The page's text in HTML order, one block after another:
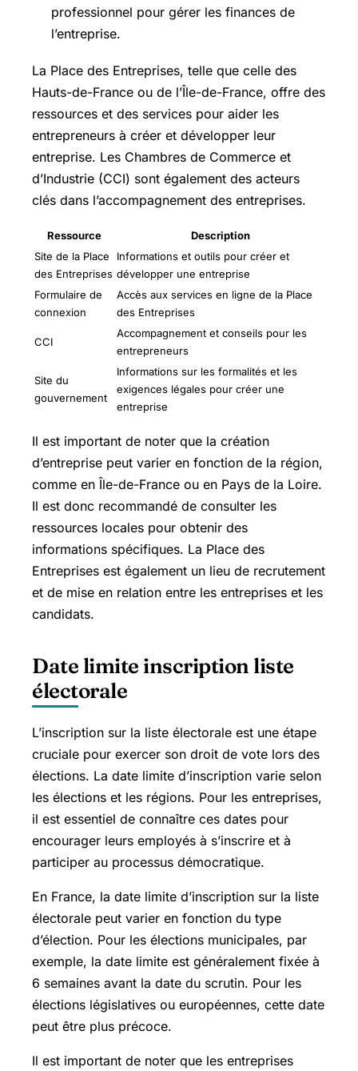
professionnel pour gérer les finances de
l’entreprise.
La Place des Entreprises, telle que celle des
Hauts-de-France ou de l’Île-de-France, offre des
ressources et des services pour aider les
entrepreneurs à créer et développer leur
entreprise. Les Chambres de Commerce et
d’Industrie (CCI) sont également des acteurs
clés dans l’accompagnement des entreprises.
Ressource
Description
Site de la Place
des Entreprises
Informations et outils pour créer et
développer une entreprise
Formulaire de
connexion
Accès aux services en ligne de la Place
des Entreprises
CCI
Accompagnement et conseils pour les
entrepreneurs
Site du
gouvernement
Informations sur les formalités et les
exigences légales pour créer une
entreprise
Il est important de noter que la création
d’entreprise peut varier en fonction de la région,
comme en Île-de-France ou en Pays de la Loire.
Il est donc recommandé de consulter les
ressources locales pour obtenir des
informations spécifiques. La Place des
Entreprises est également un lieu de recrutement
et de mise en relation entre les entreprises et les
candidats.
Date limite inscription liste
électorale
L’inscription sur la liste électorale est une étape
cruciale pour exercer son droit de vote lors des
élections. La date limite d’inscription varie selon
les élections et les régions. Pour les entreprises,
il est essentiel de connaître ces dates pour
encourager leurs employés à s’inscrire et à
participer au processus démocratique.
En France, la date limite d’inscription sur la liste
électorale peut varier en fonction du type
d’élection. Pour les élections municipales, par
exemple, la date limite est généralement fixée à
6 semaines avant la date du scrutin. Pour les
élections législatives ou européennes, cette date
peut être plus précoce.
Il est important de noter que les entreprises